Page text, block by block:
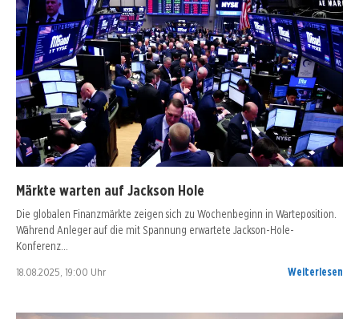
Märkte warten auf Jackson Hole
Die globalen Finanzmärkte zeigen sich zu Wochenbeginn in Warteposition.
Während Anleger auf die mit Spannung erwartete Jackson-Hole-
Konferenz…
18.08.2025, 19:00 Uhr Weiterlesen